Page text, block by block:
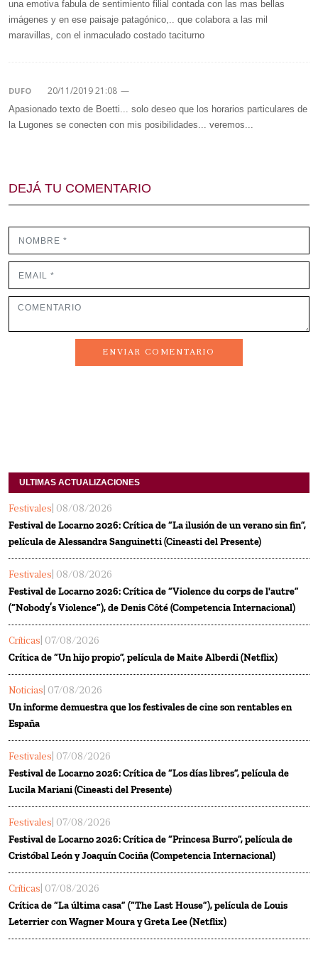
una emotiva fabula de sentimiento filial contada con las mas bellas
imágenes y en ese paisaje patagónico,.. que colabora a las mil
maravillas, con el inmaculado costado taciturno
DUFO 20/11/2019 21:08 —
Apasionado texto de Boetti... solo deseo que los horarios particulares de
la Lugones se conecten con mis posibilidades... veremos...
DEJÁ TU COMENTARIO
ENVIAR COMENTARIO
ULTIMAS ACTUALIZACIONES
Festivales | 08/08/2026
Festival de Locarno 2026: Crítica de “La ilusión de un verano sin fin”,
película de Alessandra Sanguinetti (Cineasti del Presente)
Festivales | 08/08/2026
Festival de Locarno 2026: Crítica de “Violence du corps de l'autre”
(“Nobody’s Violence”), de Denis Côté (Competencia Internacional)
Críticas | 07/08/2026
Crítica de “Un hijo propio”, película de Maite Alberdi (Netflix)
Noticias | 07/08/2026
Un informe demuestra que los festivales de cine son rentables en
España
Festivales | 07/08/2026
Festival de Locarno 2026: Crítica de “Los días libres”, película de
Lucila Mariani (Cineasti del Presente)
Festivales | 07/08/2026
Festival de Locarno 2026: Crítica de “Princesa Burro”, película de
Cristóbal León y Joaquín Cociña (Competencia Internacional)
Críticas | 07/08/2026
Crítica de “La última casa” (“The Last House”), película de Louis
Leterrier con Wagner Moura y Greta Lee (Netflix)